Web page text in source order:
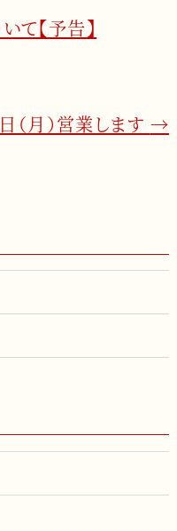
て【予告】
（月）営業します →